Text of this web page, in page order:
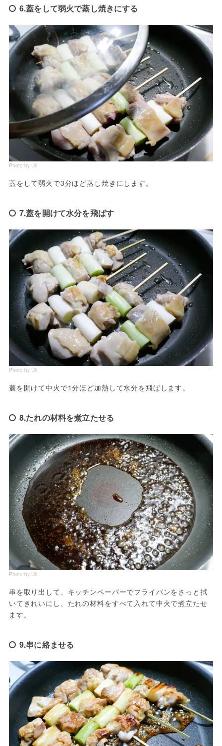
6.蓋をして弱火で蒸し焼きにする
Photo by Uli
蓋をして弱火で3分ほど蒸し焼きにします。
7.蓋を開けて水分を飛ばす
Photo by Uli
蓋を開けて中火で1分ほど加熱して水分を飛ばします。
8.たれの材料を煮立たせる
Photo by Uli
串を取り出して、キッチンペーパーでフライパンをさっと拭
いてきれいにし、たれの材料をすべて入れて中火で煮立たせ
ます。
9.串に絡ませる